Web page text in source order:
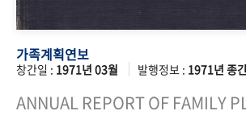
가족계획연보
창간일 : 1971년 03월 발행정보 : 1971년 종
ANNUAL REPORT OF FAMILY